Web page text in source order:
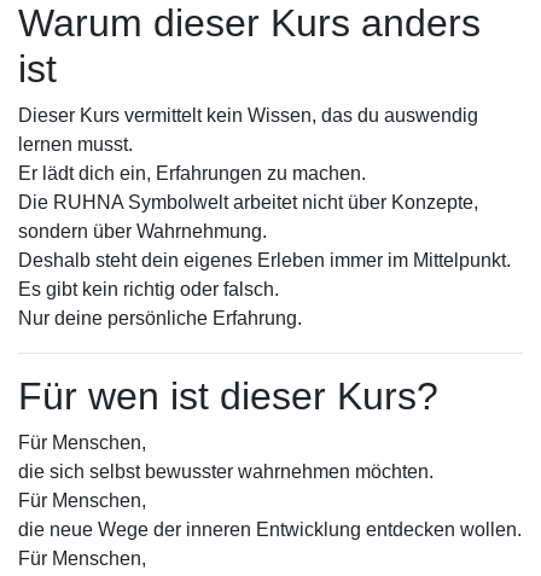
Warum dieser Kurs anders
ist
Dieser Kurs vermittelt kein Wissen, das du auswendig
lernen musst.
Er lädt dich ein, Erfahrungen zu machen.
Die RUHNA Symbolwelt arbeitet nicht über Konzepte,
sondern über Wahrnehmung.
Deshalb steht dein eigenes Erleben immer im Mittelpunkt.
Es gibt kein richtig oder falsch.
Nur deine persönliche Erfahrung.
Für wen ist dieser Kurs?
Für Menschen,
die sich selbst bewusster wahrnehmen möchten.
Für Menschen,
die neue Wege der inneren Entwicklung entdecken wollen.
Für Menschen,